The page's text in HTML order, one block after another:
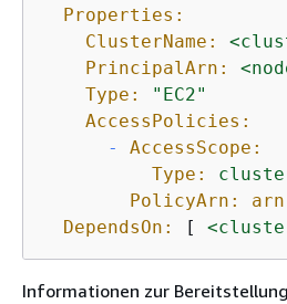
Properties:
ClusterName:
PrincipalArn:
Type:
"EC2"
AccessPolicies:
-
AccessScope:
Type:
PolicyArn:
DependsOn:
[
Informationen zur